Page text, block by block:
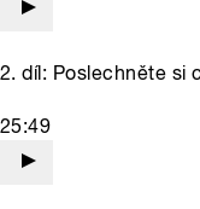
2. díl: Poslechněte si
25:49